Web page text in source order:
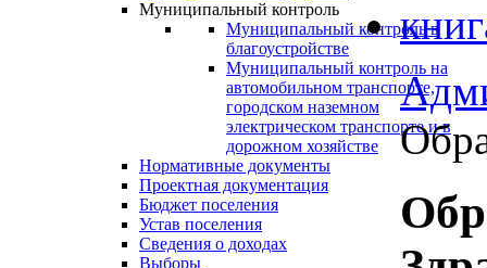
Муниципальный контроль
Муниципальный контроль в
благоустройстве
Муниципальный контроль на
автомобильном транспорте,
городском наземном
электрическом транспорте и в
дорожном хозяйстве
Нормативные документы
Проектная документация
Бюджет поселения
Устав поселения
Сведения о доходах
Выборы